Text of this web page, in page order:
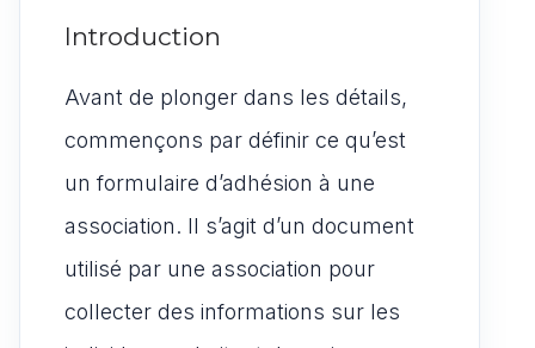
Introduction
Avant de plonger dans les détails,
commençons par définir ce qu’est
un formulaire d’adhésion à une
association. Il s’agit d’un document
utilisé par une association pour
collecter des informations sur les